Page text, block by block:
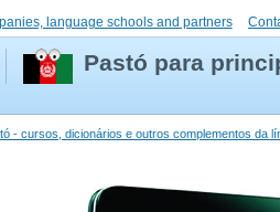
language schools and partners
Pastó para
- cursos, dicionários e outros complementos da